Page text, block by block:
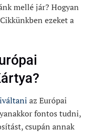
mellé jár? Hogyan
ezeket a
az Európai
fontos tudni,
csupán annak